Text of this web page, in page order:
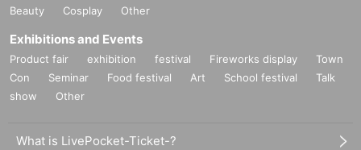
Beauty
Cosplay Other
Exhibitions and Events
Product fair exhibition festival Fireworks display
Town
Con
Seminar Food festival Art School festival
Talk
show
Other
What is LivePocket-Ticket-?